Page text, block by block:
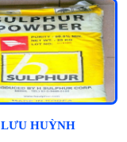
LƯU HUỲNH